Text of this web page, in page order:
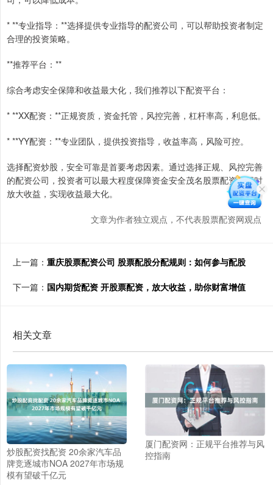
* **专业指导：**选择提供专业指导的配资公司，可以帮助投资者制定
合理的投资策略。
**推荐平台：**
综合考虑安全保障和收益最大化，我们推荐以下配资平台：
* **XX配资：**正规资质，资金托管，风控完善，杠杆率高，利息低。
* **YY配资：**专业团队，提供投资指导，收益率高，风险可控。
选择配资炒股，安全可靠是首要考虑因素。通过选择正规、风控完善
的配资公司，投资者可以最大程度保障资金安全茂名股票配资，同时
放大收益，实现收益最大化。
文章为作者独立观点，不代表股票配资网观点
上一篇： 重庆股票配资公司 股票配股分配规则：如何参与配股
下一篇： 国内期货配资 开股票配资，放大收益，助你财富增值
相关文章
炒股配资找配资 20余家汽车品
牌竞逐城市NOA 2027年市场规
模有望破千亿元
厦门配资网：正规平台推荐与风
控指南